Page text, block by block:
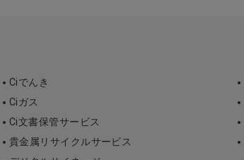
Ciでんき
Ciガス
Ci文書保管サービス
貴金属リサイクルサービス